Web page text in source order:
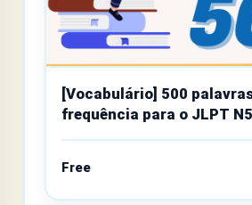
[Vocabulário] 500
frequência para o JLPT N5
Free